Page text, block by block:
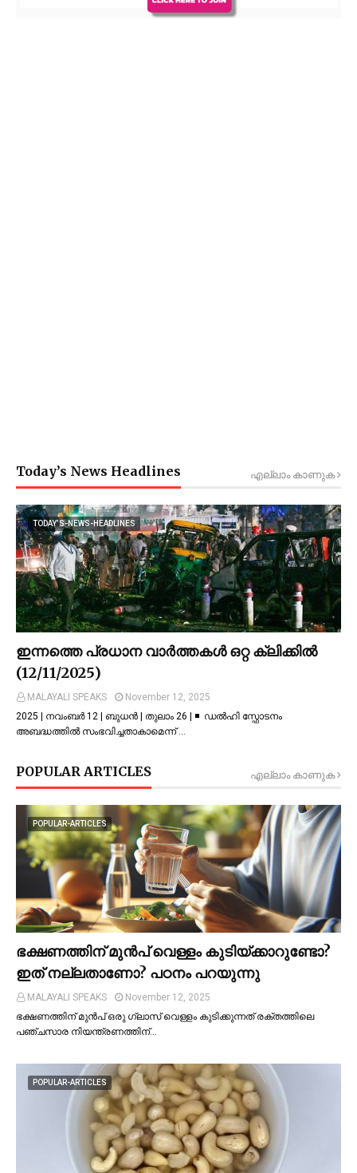
Today’s News Headlines എല്ലാം കാണുക
TODAY’S-NEWS-HEADLINES
ഇന്നത്തെ പ്രധാന വാർത്തകൾ ഒറ്റ ക്ലിക്കിൽ
(12/11/2025)
MALAYALI SPEAKS
November 12, 2025
2025 | നവംബർ 12 | ബുധൻ | തുലാം 26 | ◾ ഡല്‍ഹി സ്ഫോടനം
അബദ്ധത്തില്‍ സംഭവിച്ചതാകാമെന്ന് …
POPULAR ARTICLES എല്ലാം കാണുക
POPULAR-ARTICLES
ഭക്ഷണത്തിന് മുന്‍പ് വെള്ളം കുടിയ്ക്കാറുണ്ടോ?
ഇത് നല്ലതാണോ? പഠനം പറയുന്നു
MALAYALI SPEAKS
November 12, 2025
ഭക്ഷണത്തിന് മുന്‍പ് ഒരു ഗ്ലാസ് വെള്ളം കുടിക്കുന്നത് രക്തത്തിലെ
പഞ്ചസാര നിയന്ത്രണത്തിന്…
POPULAR-ARTICLES